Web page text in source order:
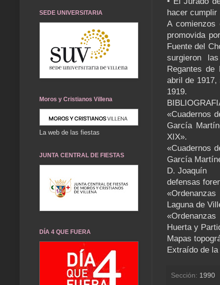
hacer
A comienzos
promovida
Fuente del
surgieron
Regantes
abril de 1917,
1919.
«Cuadernos
García
XIX».
«Cuadernos
García
D. Joaquín
defensas
Laguna de
Huerta y
Mapas
Extraído de
Sección: 1990
SEDE UNIVERSITARIA
Moros y Cristianos Villena
La web de las fiestas
JUNTA CENTRAL DE FIESTAS
DÍA 4 QUE FUERA